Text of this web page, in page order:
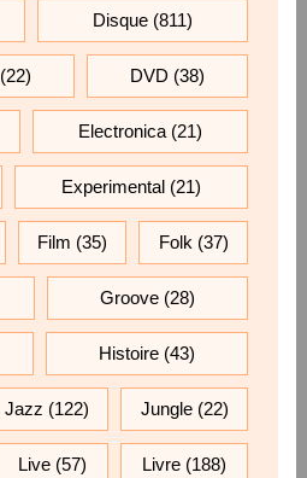
Disque (811)
(22) DVD (38)
Electronica(21)
Experimental(21)
Film (35) Folk (37)
Groove(28)
Histoire(43)
Jazz (122) Jungle(22)
Live (57) Livre (188)